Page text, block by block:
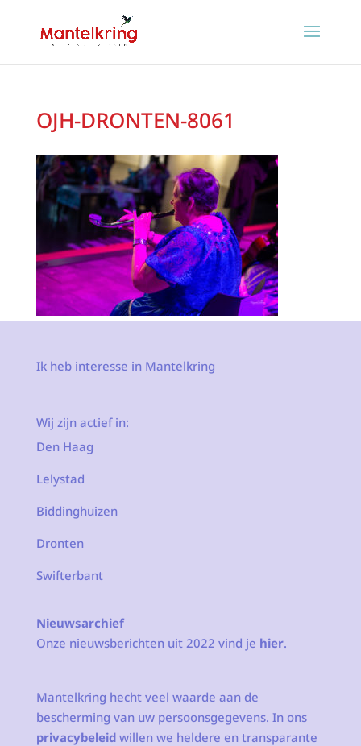
OJH-DRONTEN-8061
Ik heb interesse in Mantelkring
Wij zijn actief in:
Den Haag
Lelystad
Biddinghuizen
Dronten
Swifterbant
Nieuwsarchief
Onze nieuwsberichten uit 2022 vind je hier.
Mantelkring hecht veel waarde aan de
bescherming van uw persoonsgegevens. In ons
privacybeleidwillen we heldere en transparante